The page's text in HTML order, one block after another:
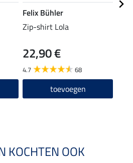
Felix Bühler
Zip-shirt Lola
22,90 €
4.7 68
toevoegen
KOCHTEN OOK